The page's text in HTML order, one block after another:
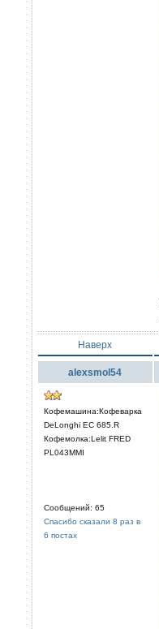
Наверх
alexsmol54
Кофемашина:Кофеварка
DeLonghi EC 685.R
Кофемолка:Lelit FRED
PL043MMI
Сообщений: 65
Спасибо сказали 8 раз в
6 постах